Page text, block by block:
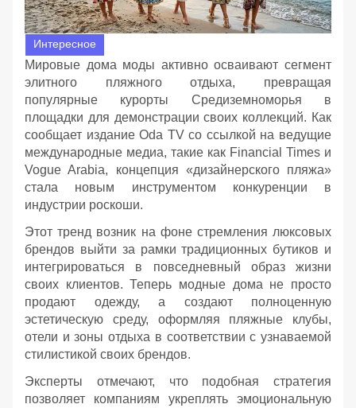
Интересное
Мировые дома моды активно осваивают сегмент
элитного пляжного отдыха, превращая
популярные курорты Средиземноморья в
площадки для демонстрации своих коллекций. Как
сообщает издание Oda TV со ссылкой на ведущие
международные медиа, такие как Financial Times и
Vogue Arabia, концепция «дизайнерского пляжа»
стала новым инструментом конкуренции в
индустрии роскоши.
Этот тренд возник на фоне стремления люксовых
брендов выйти за рамки традиционных бутиков и
интегрироваться в повседневный образ жизни
своих клиентов. Теперь модные дома не просто
продают одежду, а создают полноценную
эстетическую среду, оформляя пляжные клубы,
отели и зоны отдыха в соответствии с узнаваемой
стилистикой своих брендов.
Эксперты отмечают, что подобная стратегия
позволяет компаниям укреплять эмоциональную